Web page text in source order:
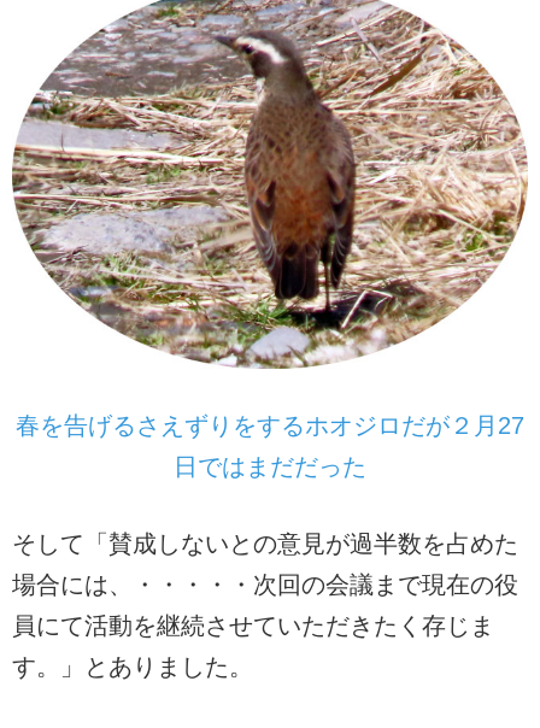
春を告げるさえずりをするホオジロだが２月27
日ではまだだった
そして「賛成しないとの意見が過半数を占めた
場合には、・・・・・次回の会議まで現在の役
員にて活動を継続させていただきたく存じま
す。」とありました。